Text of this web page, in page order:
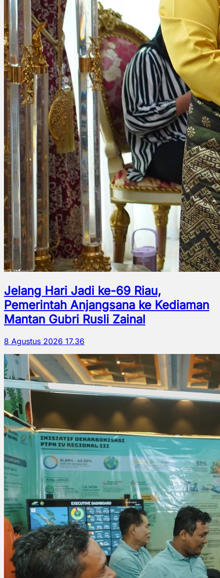
Jelang Hari Jadi ke-69 Riau,
Pemerintah Anjangsana ke Kediaman
Mantan Gubri Rusli Zainal
8 Agustus 2026 17.36